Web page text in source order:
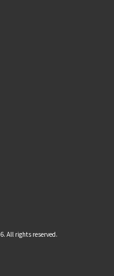
All rights reserved.